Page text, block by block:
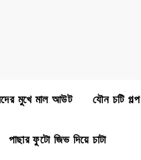
মুখে মাল আউট যৌন চটি গল্প
পাছার ফুটো জিভ দিয়ে চাটা